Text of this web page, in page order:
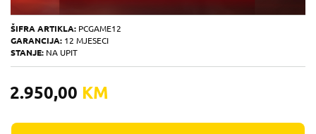
ŠIFRA ARTIKLA: PCGAME12
GARANCIJA: 12 MJESECI
STANJE: NA UPIT
2.950,00 KM